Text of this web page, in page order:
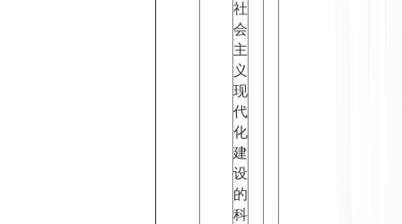
社
会
主
义
现
代
化
建
设
的
科